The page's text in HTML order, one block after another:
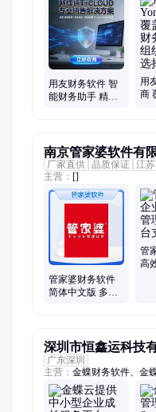
用友财务软件 智
能财务助手 精准
用
商
南京管家婆软件有
厂家直供 品质保证 江
主营： []
管家婆财务软件
简体中文版 多平
管
高
深圳市恒鑫运科技
广东深圳
主营： 金蝶财务软件、金